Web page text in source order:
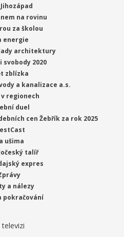
Jihozápad
na rovinu
za školou
energie
architektury
svobody 2020
zblízka
a kanalizace a.s.
v regionech
duel
cen Žebřík za rok 2025
ušima
talíř
expres
a nálezy
pokračování